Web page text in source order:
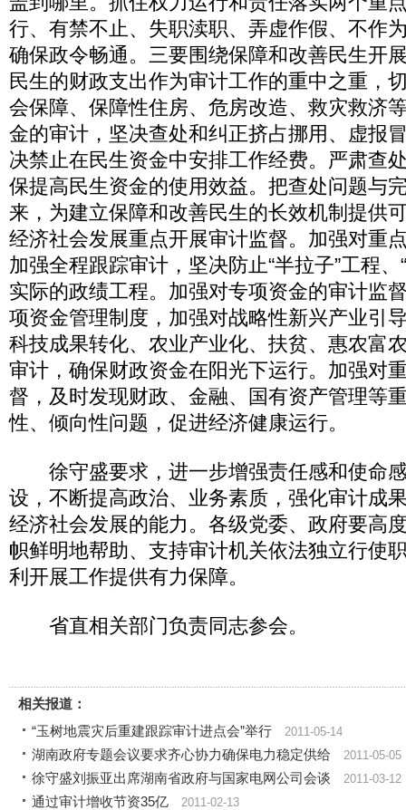
行、有禁不止、失职渎职、弄虚作假、不作
确保政令畅通。三要围绕保障和改善民生开
民生的财政支出作为审计工作的重中之重，
会保障、保障性住房、危房改造、救灾救济
金的审计，坚决查处和纠正挤占挪用、虚报
决禁止在民生资金中安排工作经费。严肃查
保提高民生资金的使用效益。把查处问题与
来，为建立保障和改善民生的长效机制提供
经济社会发展重点开展审计监督。加强对重
加强全程跟踪审计，坚决防止“半拉子”工程、
实际的政绩工程。加强对专项资金的审计监
项资金管理制度，加强对战略性新兴产业引
科技成果转化、农业产业化、扶贫、惠农富
审计，确保财政资金在阳光下运行。加强对
督，及时发现财政、金融、国有资产管理等
性、倾向性问题，促进经济健康运行。
徐守盛要求，进一步增强责任感和使命
设，不断提高政治、业务素质，强化审计成
经济社会发展的能力。各级党委、政府要高
帜鲜明地帮助、支持审计机关依法独立行使
利开展工作提供有力保障。
省直相关部门负责同志参会。
相关报道：
“玉树地震灾后重建跟踪审计进点会”举行
2011-05-14
湖南政府专题会议要求齐心协力确保电力稳定供给 2011-05-05
徐守盛刘振亚出席湖南省政府与国家电网公司会谈 2011-03-12
通过审计增收节资35亿 2011-02-13